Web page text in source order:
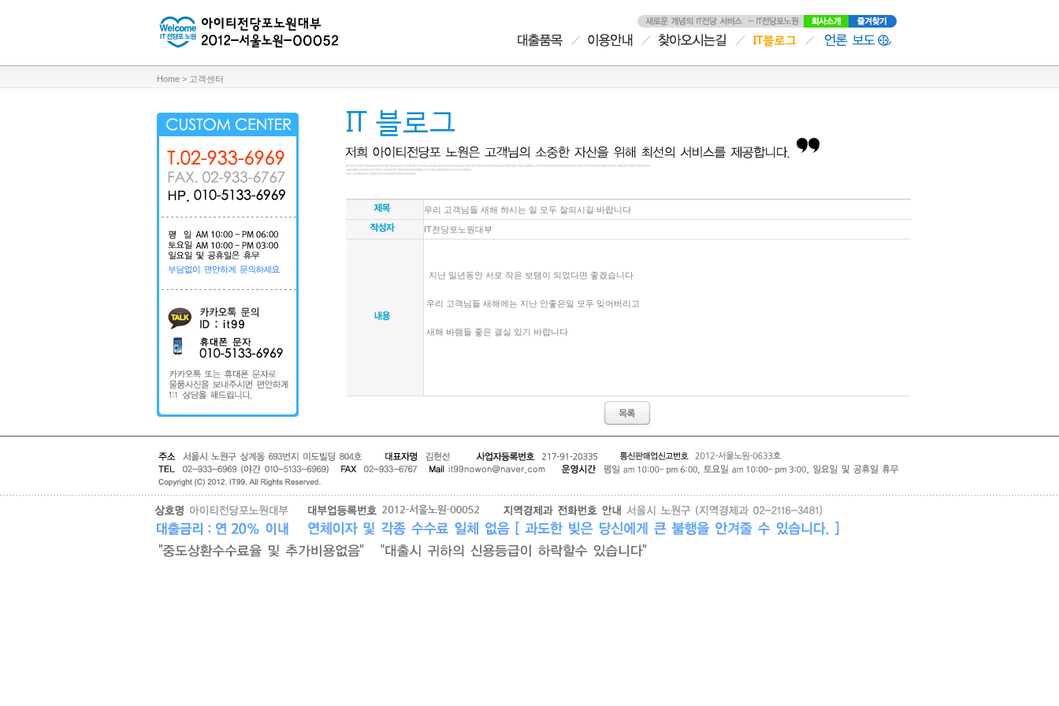
Home > 고객센터
우리 고객님들 새해 하시는 일 모두 잘되시길 바랍니다
IT전당포노원대부
지난 일년동안 서로 작은 보탬이 되었다면 좋겠습니다
우리 고객님들 새해에는 지난 안좋은일 모두 잊어버리고
새해 바램들 좋은 결실 있기 바랍니다